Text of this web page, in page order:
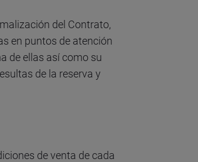
del Contrato,
en puntos de atención
de ellas así como su
de la reserva y
de venta de cada